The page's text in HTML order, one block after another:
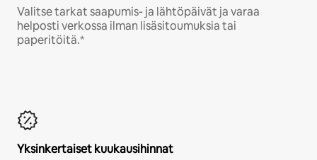
Valitse tarkat saapumis- ja lähtöpäivät ja varaa
helposti verkossa ilman lisäsitoumuksia tai
paperitöitä.*
Yksinkertaiset kuukausihinnat